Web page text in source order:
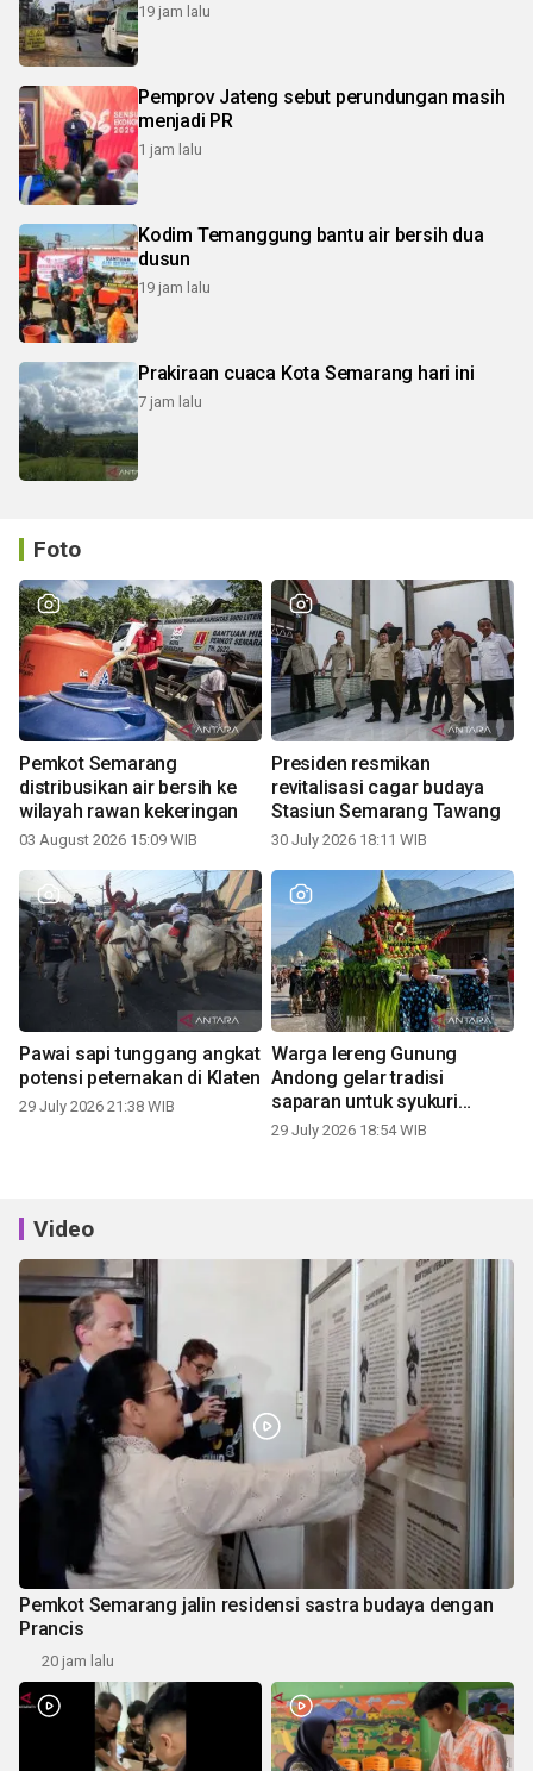
19 jam lalu
Pemprov Jateng sebut perundungan masih
menjadi PR
1 jam lalu
Kodim Temanggung bantu air bersih dua
dusun
19 jam lalu
Prakiraan cuaca Kota Semarang hari ini
7 jam lalu
Foto
Pemkot Semarang
distribusikan air bersih ke
wilayah rawan kekeringan
03 August 2026 15:09 WIB
Presiden resmikan
revitalisasi cagar budaya
Stasiun Semarang Tawang
30 July 2026 18:11 WIB
Pawai sapi tunggang angkat
potensi peternakan di Klaten
29 July 2026 21:38 WIB
Warga lereng Gunung
Andong gelar tradisi
saparan untuk syukuri
panen
29 July 2026 18:54 WIB
Video
Pemkot Semarang jalin residensi sastra budaya dengan
Prancis
20 jam lalu